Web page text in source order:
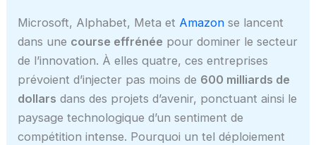
Microsoft, Alphabet, Meta et Amazon se lancent
dans une course effrénée pour dominer le secteur
de l’innovation. À elles quatre, ces entreprises
prévoient d’injecter pas moins de 600 milliards de
dollars dans des projets d’avenir, ponctuant ainsi le
paysage technologique d’un sentiment de
compétition intense. Pourquoi un tel déploiement